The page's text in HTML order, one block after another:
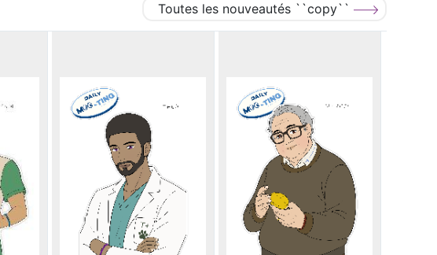
Toutes les nouveautés ``copy``